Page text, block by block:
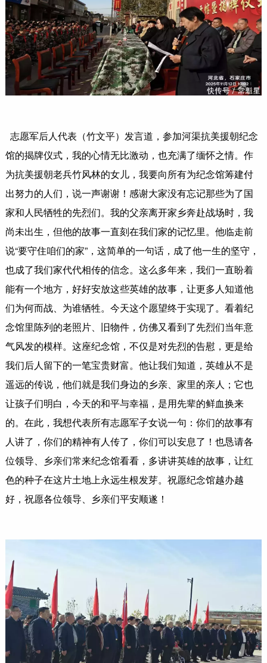
志愿军后人代表（竹文平）发言道，参加河渠抗美援朝纪念
馆的揭牌仪式，我的心情无比激动，也充满了缅怀之情。作
为抗美援朝老兵竹风林的女儿，我要向所有为纪念馆筹建付
出努力的人们，说一声谢谢！感谢大家没有忘记那些为了国
家和人民牺牲的先烈们。我的父亲离开家乡奔赴战场时，我
尚未出生，但他的故事一直刻在我们家的记忆里。他临走前
说“要守住咱们的家”，这简单的一句话，成了他一生的坚守，
也成了我们家代代相传的信念。这么多年来，我们一直盼着
能有一个地方，好好安放这些英雄的故事，让更多人知道他
们为何而战、为谁牺牲。今天这个愿望终于实现了。看着纪
念馆里陈列的老照片、旧物件，仿佛又看到了先烈们当年意
气风发的模样。这座纪念馆，不仅是对先烈的告慰，更是给
我们后人留下的一笔宝贵财富。他让我们知道，英雄从不是
遥远的传说，他们就是我们身边的乡亲、家里的亲人；它也
让孩子们明白，今天的和平与幸福，是用先辈的鲜血换来
的。在此，我想代表所有志愿军子女说一句：你们的故事有
人讲了，你们的精神有人传了，你们可以安息了！也恳请各
位领导、乡亲们常来纪念馆看看，多讲讲英雄的故事，让红
色的种子在这片土地上永远生根发芽。祝愿纪念馆越办越
好，祝愿各位领导、乡亲们平安顺遂！